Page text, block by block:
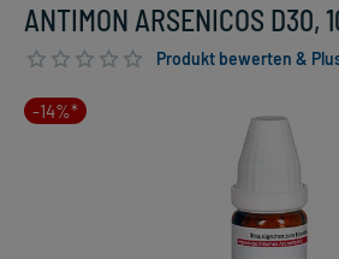
ANTIMON ARSENICOS D30,
Produkt bewerten &
-14%*